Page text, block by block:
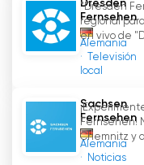
Dresden
Fernsehen
Alemania
Televisión
local
"Dresden
regional
en vivo de
Sachsen
Fernsehen
Alemania
Noticias
Fernsehen!
Chemnitz y